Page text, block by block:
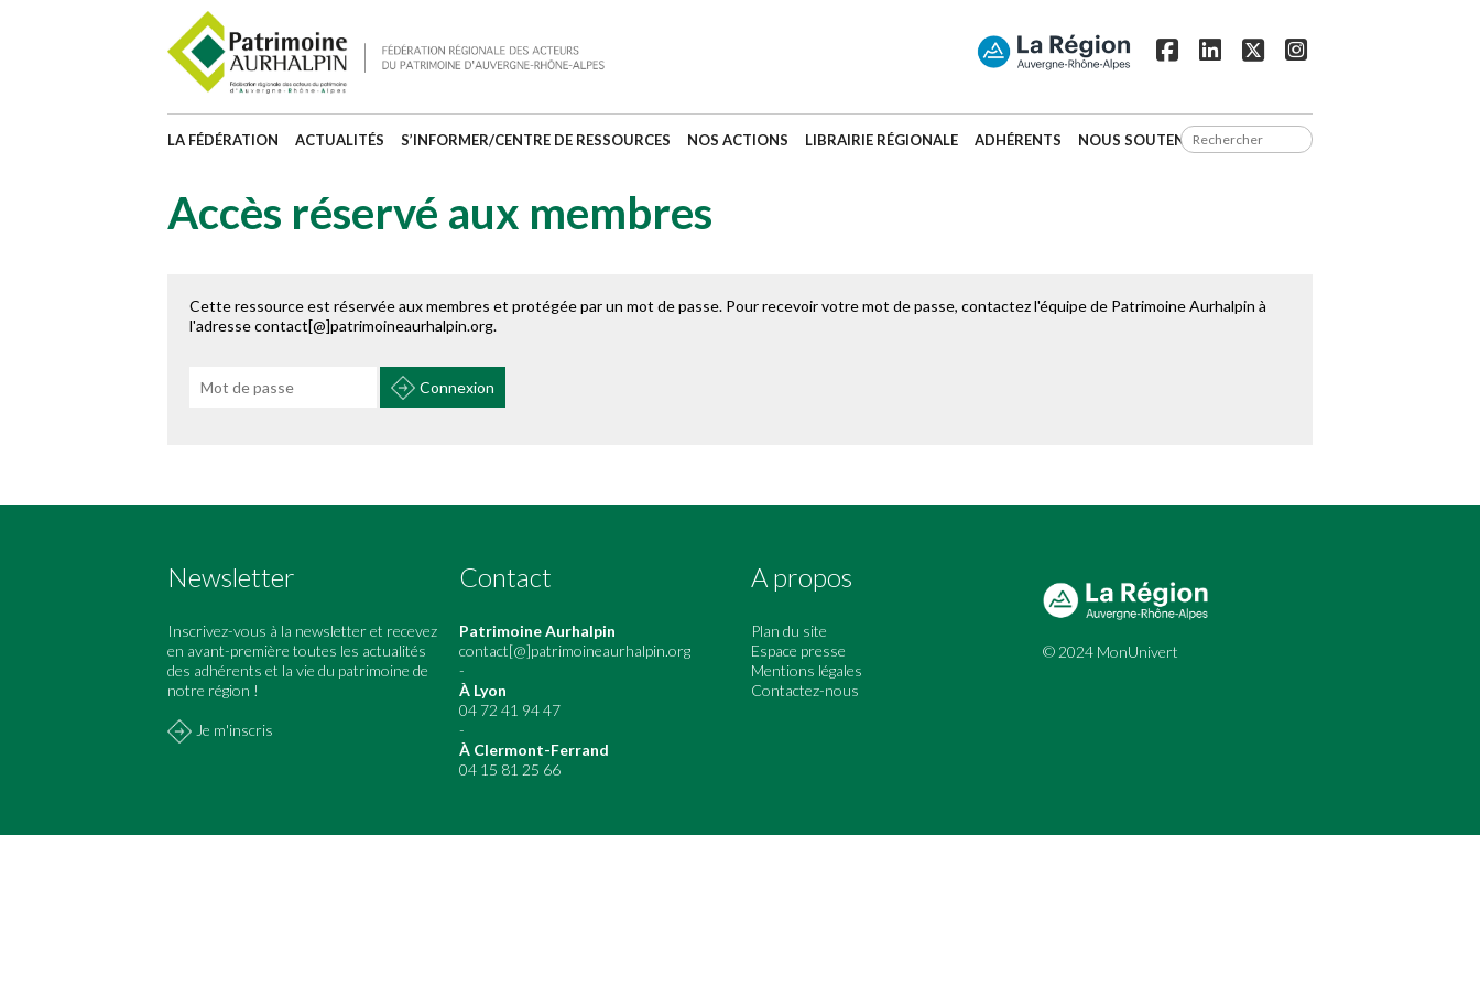
LA FÉDÉRATION ACTUALITÉS S’INFORMER/CENTRE DE RESSOURCES NOS ACTIONS LIBRAIRIE RÉGIONALE ADHÉRENTS NOUS SOUTENIR
Accès réservé aux membres
Cette ressource est réservée aux membres et protégée par un mot de passe. Pour recevoir votre mot de passe, contactez l'équipe de Patrimoine Aurhalpin à
l'adresse contact[@]patrimoineaurhalpin.org.
Newsletter
Inscrivez-vous à la newsletter et recevez
en avant-première toutes les actualités
des adhérents et la vie du patrimoine de
notre région !
Je m'inscris
Contact
Patrimoine Aurhalpin
contact[@]patrimoineaurhalpin.org
-
À Lyon
04 72 41 94 47
-
À Clermont-Ferrand
04 15 81 25 66
A propos
Plan du site
Espace presse
Mentions légales
Contactez-nous
© 2024 MonUnivert